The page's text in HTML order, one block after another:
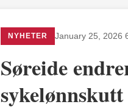
NYHETER January 25, 2026
Søreide